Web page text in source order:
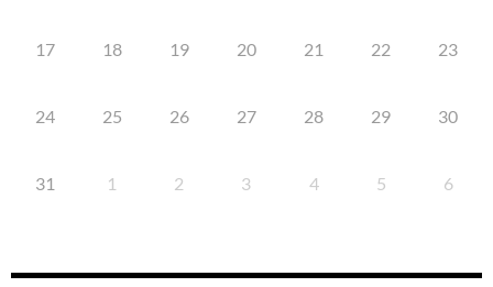
17 18 19 20 21 22 23
24 25 26 27 28 29 30
31 1 2 3 4 5 6